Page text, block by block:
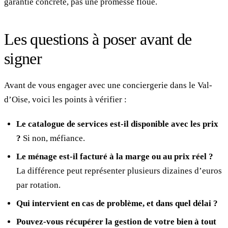
Les questions à poser avant de
signer
Avant de vous engager avec une conciergerie dans le Val-
d’Oise, voici les points à vérifier :
Le catalogue de services est-il disponible avec les prix
? Si non, méfiance.
Le ménage est-il facturé à la marge ou au prix réel ?
La différence peut représenter plusieurs dizaines d’euros
par rotation.
Qui intervient en cas de problème, et dans quel délai ?
Pouvez-vous récupérer la gestion de votre bien à tout